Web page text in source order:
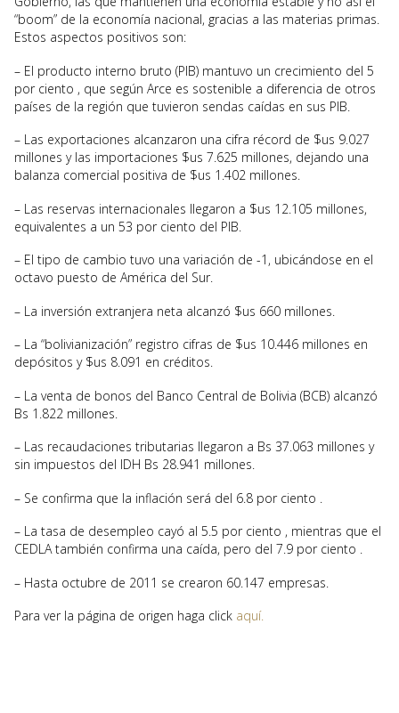
“boom” de la economía nacional, gracias a las materias primas.
Estos aspectos positivos son:
– El producto interno bruto (PIB) mantuvo un crecimiento del 5
por ciento , que según Arce es sostenible a diferencia de otros
países de la región que tuvieron sendas caídas en sus PIB.
– Las exportaciones alcanzaron una cifra récord de $us 9.027
millones y las importaciones $us 7.625 millones, dejando una
balanza comercial positiva de $us 1.402 millones.
– Las reservas internacionales llegaron a $us 12.105 millones,
equivalentes a un 53 por ciento del PIB.
– El tipo de cambio tuvo una variación de -1, ubicándose en el
octavo puesto de América del Sur.
– La inversión extranjera neta alcanzó $us 660 millones.
– La “bolivianización” registro cifras de $us 10.446 millones en
depósitos y $us 8.091 en créditos.
– La venta de bonos del Banco Central de Bolivia (BCB) alcanzó
Bs 1.822 millones.
– Las recaudaciones tributarias llegaron a Bs 37.063 millones y
sin impuestos del IDH Bs 28.941 millones.
– Se confirma que la inflación será del 6.8 por ciento .
– La tasa de desempleo cayó al 5.5 por ciento , mientras que el
CEDLA también confirma una caída, pero del 7.9 por ciento .
– Hasta octubre de 2011 se crearon 60.147 empresas.
Para ver la página de origen haga click aquí.